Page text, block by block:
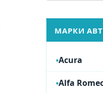
МАРКИ
Acura
Alfa